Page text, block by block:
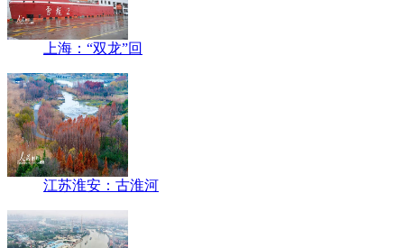
上海：“双龙”回
江苏淮安：古淮河